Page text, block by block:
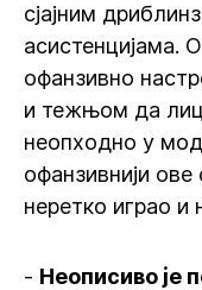
сјајним
асистенцијама.
офанзивно
и тежњом да
неопходно у
офанзивнији ове
неретко играо и
- Неописиво је